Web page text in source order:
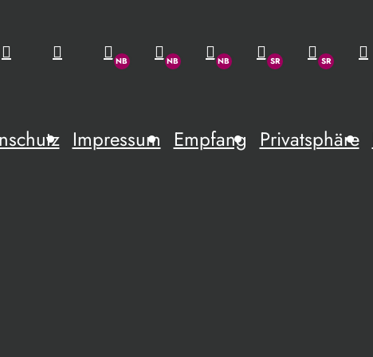
Impressum Empfang Privatsphäre